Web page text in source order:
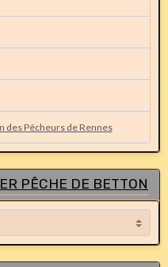
des Pêcheurs de Rennes
PÊCHE DE BETTON